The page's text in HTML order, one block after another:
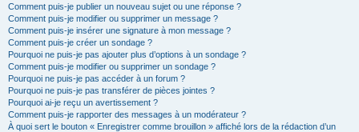
Comment puis-je publier un nouveau sujet ou une réponse ?
Comment puis-je modifier ou supprimer un message ?
Comment puis-je insérer une signature à mon message ?
Comment puis-je créer un sondage ?
Pourquoi ne puis-je pas ajouter plus d’options à un sondage ?
Comment puis-je modifier ou supprimer un sondage ?
Pourquoi ne puis-je pas accéder à un forum ?
Pourquoi ne puis-je pas transférer de pièces jointes ?
Pourquoi ai-je reçu un avertissement ?
Comment puis-je rapporter des messages à un modérateur ?
À quoi sert le bouton « Enregistrer comme brouillon » affiché lors de la rédaction d’un